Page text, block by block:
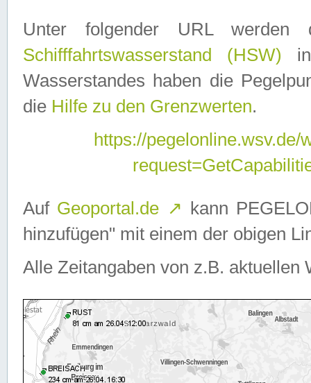
Unter folgender URL
Schifffahrtswasserstand (HSW)
Wasserstandes haben die
die Hilfe zu den Grenzwerten.
https://
Auf Geoportal.de ↗ kann
hinzufügen" mit einem der obigen
Alle Zeitangaben von z.B. aktuellen